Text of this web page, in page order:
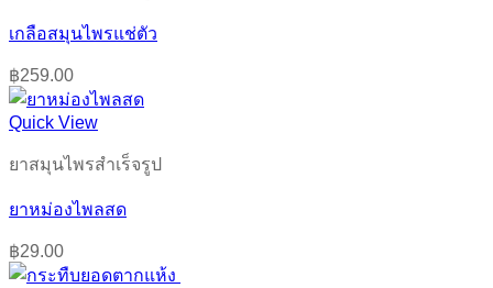
เกลือสมุนไพรแช่ตัว
฿259.00
Quick View
ยาสมุนไพรสำเร็จรูป
ยาหม่องไพลสด
฿29.00